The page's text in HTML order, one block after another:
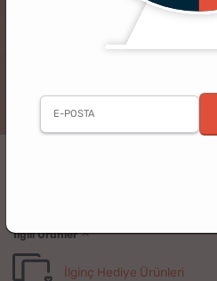
İlgili Ürünler
İlginç Hediye Ürünleri